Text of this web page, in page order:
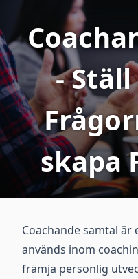
-
skapa
Coachande samtal
används inom
främja personlig